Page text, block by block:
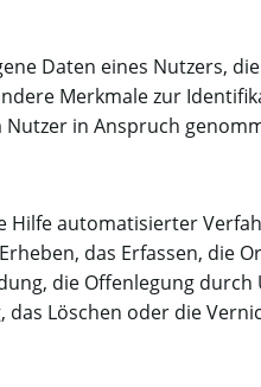
Daten eines Nutzers,
Merkmale zur
in Anspruch
automatisierter
das Erfassen, die
die Offenlegung
Löschen oder die